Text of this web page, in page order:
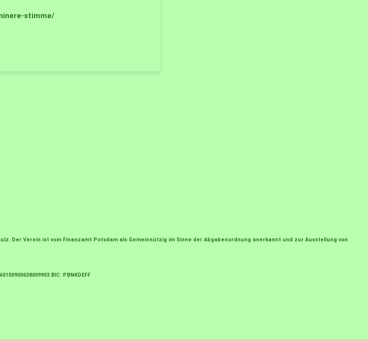
stimme/
Der Verein ist vom Finanzamt Potsdam als Gemeinnützig im Sinne der Abgabenordnung anerkannt und zur Ausstellung von
BIC: PBNKDEFF